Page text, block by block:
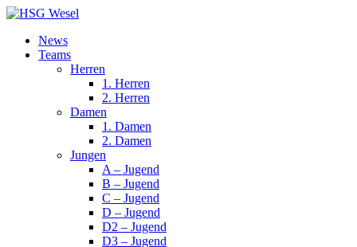
News
Teams
Herren
1. Herren
2. Herren
Damen
1. Damen
2. Damen
Jungen
A – Jugend
B – Jugend
C – Jugend
D – Jugend
D2 – Jugend
D3 – Jugend